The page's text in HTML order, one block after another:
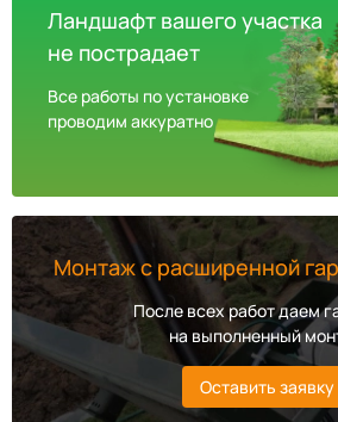
Ландшафт вашего участка
не пострадает
Все работы по установке
проводим аккуратно
Монтаж с расширенной
После всех работ даем
на выполненный
Оставить заявку